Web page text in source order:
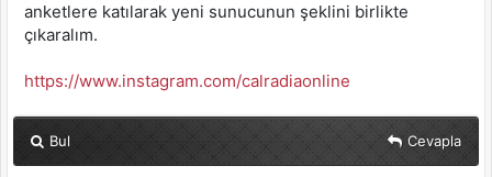
anketlere katılarak yeni sunucunun şeklini birlikte
çıkaralım.
https://www.instagram.com/calradiaonline
Bul Cevapla